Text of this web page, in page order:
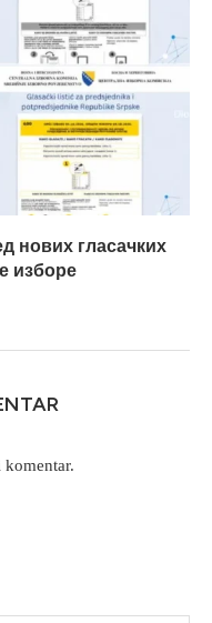
нових гласачких
изборе